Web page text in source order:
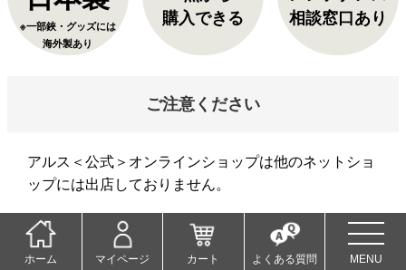
※一部鋏・グッズには
海外製あり
購入できる
相談窓口あり
ご注意ください
アルス＜公式＞オンラインショップは他のネットショ
ップには出店しておりません。
当店以外でご購入された商品の返品・交換は承れませ
ん。ご了承くださいませ。
ホーム マイページ カート よくある質問 MENU